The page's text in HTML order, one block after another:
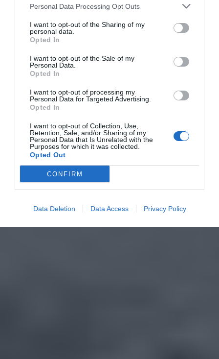
Personal Data Processing Opt Outs
I want to opt-out of the Sharing of my
personal data.
Opted In
I want to opt-out of the Sale of my
Personal Data.
Opted In
I want to opt-out of processing my
Personal Data for Targeted Advertising.
Opted In
I want to opt-out of Collection, Use,
Retention, Sale, and/or Sharing of my
Personal Data that Is Unrelated with the
Purposes for which it was collected.
Opted Out
CONFIRM
Data Deletion Data Access Privacy Policy